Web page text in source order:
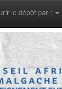
le dépôt par :